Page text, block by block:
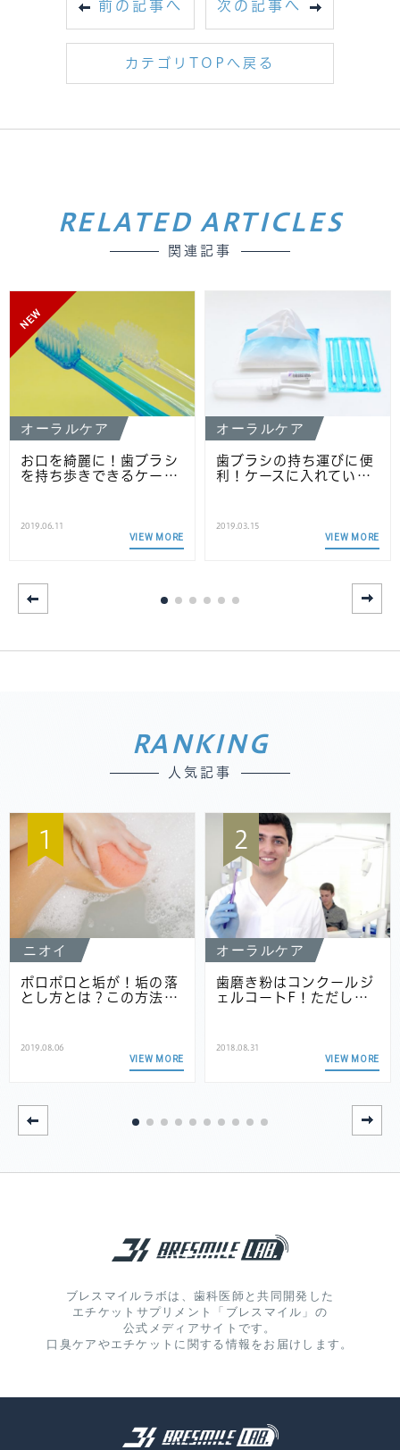
前の記事へ 次の記事へ
カテゴリTOPへ戻る
RELATED ARTICLES
関連記事
NEW
オーラルケア
お口を綺麗に！歯ブラシ
を持ち歩きできるケー…
2019.06.11
VIEW MORE
オーラルケア
歯ブラシの持ち運びに便
利！ケースに入れてい…
2019.03.15
VIEW MORE
RANKING
人気記事
1
ニオイ
ポロポロと垢が！垢の落
とし方とは？この方法…
2019.08.06
VIEW MORE
2
オーラルケア
歯磨き粉はコンクールジ
ェルコートF！ただし…
2018.08.31
VIEW MORE
ブレスマイルラボは、歯科医師と共同開発した
エチケットサプリメント「ブレスマイル」の
公式メディアサイトです。
口臭ケアやエチケットに関する情報をお届けします。